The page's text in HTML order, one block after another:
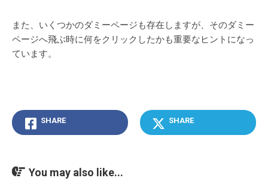
また、いくつかのダミーページも存在しますが、そのダミー
ページへ飛ぶ時に何をクリックしたかも重要なヒントになっ
ています。
SHARE SHARE
You may also like...